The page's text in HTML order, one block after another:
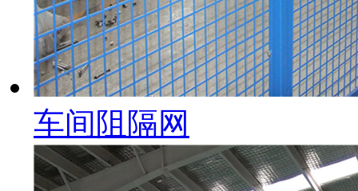
车间阻隔网